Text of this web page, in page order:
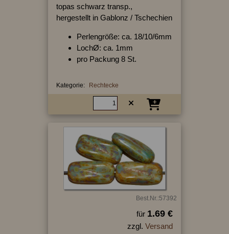
topas schwarz transp.,
hergestellt in Gablonz / Tschechien
Perlengröße: ca. 18/10/6mm
LochØ: ca. 1mm
pro Packung 8 St.
Kategorie: Rechtecke
Best.Nr.:57392
für 1.69 €
zzgl. Versand